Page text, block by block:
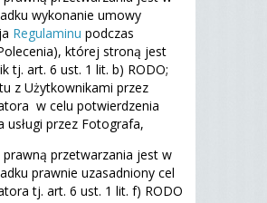
wykonanie umowy
Regulaminu podczas
której stroną jest
tj. art. 6 ust. 1 lit. b) RODO;
z Użytkownikami przez
w celu potwierdzenia
usługi przez Fotografa,
przetwarzania jest w
prawnie uzasadniony cel
tj. art. 6 ust. 1 lit. f) RODO